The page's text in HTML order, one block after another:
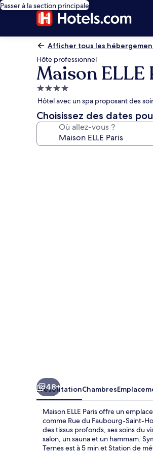
Passer à la section principale
Afficher tous les
Hôte professionnel
Maison ELLE
Hébergement
4.0 étoiles
Hôtel avec un spa proposant des
Choisissez des dates
Où allez-vous ?
48+
PrésentationChambres
Maison ELLE Paris offre un
comme Rue du Faubourg-Saint-
des tissus profonds, ses soins du
salon, un sauna et un hammam.
Ternes est à 5 min et Station de